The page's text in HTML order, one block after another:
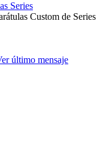
Series
Custom de Series
último mensaje